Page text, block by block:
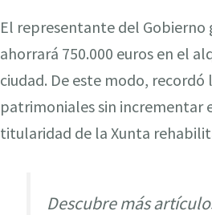
El representante del Gobierno
ahorrará 750.000 euros en el
ciudad. De este modo,
patrimoniales sin incrementar
titularidad de la Xunta
Descubre más